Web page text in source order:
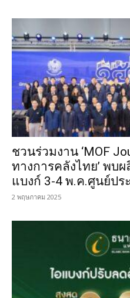
ชวนร่วมงาน ‘MOF
ทางการคลังไทย’ พ
แบงก์ 3-4 พ.ค.ศูนย์ปร
2 พฤษภาคม 2025